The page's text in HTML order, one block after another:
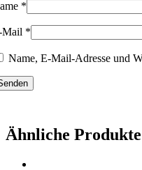
*
Mail *
Name, E-Mail-Adresse und
Ähnliche Produkte